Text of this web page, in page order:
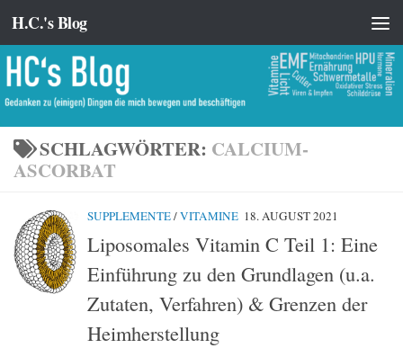
Zum Inhalt springen
H.C.'s Blog
SCHLAGWÖRTER: CALCIUM-
ASCORBAT
SUPPLEMENTE/VITAMINE 18. AUGUST 2021
Liposomales Vitamin C Teil 1: Eine
Einführung zu den Grundlagen (u.a.
Zutaten, Verfahren) & Grenzen der
Heimherstellung